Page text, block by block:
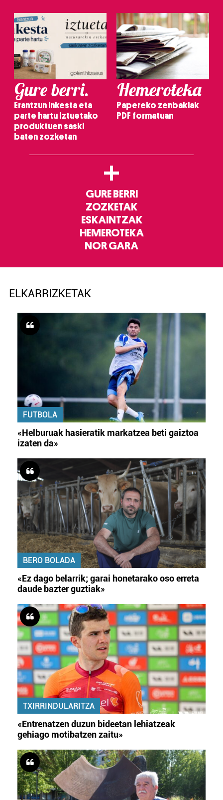
Gure berri.
Erantzun inkesta eta
parte hartu Iztuetako
produktuen saski
baten zozketan
Hemeroteka
Papereko zenbakiak
PDF formatuan
+
GURE BERRI
ZOZKETAK
ESKAINTZAK
HEMEROTEKA
NOR GARA
ELKARRIZKETAK
FUTBOLA
«Helburuak hasieratik markatzea beti gaiztoa
izaten da»
BERO BOLADA
«Ez dago belarrik; garai honetarako oso erreta
daude bazter guztiak»
TXIRRINDULARITZA
«Entrenatzen duzun bideetan lehiatzeak
gehiago motibatzen zaitu»